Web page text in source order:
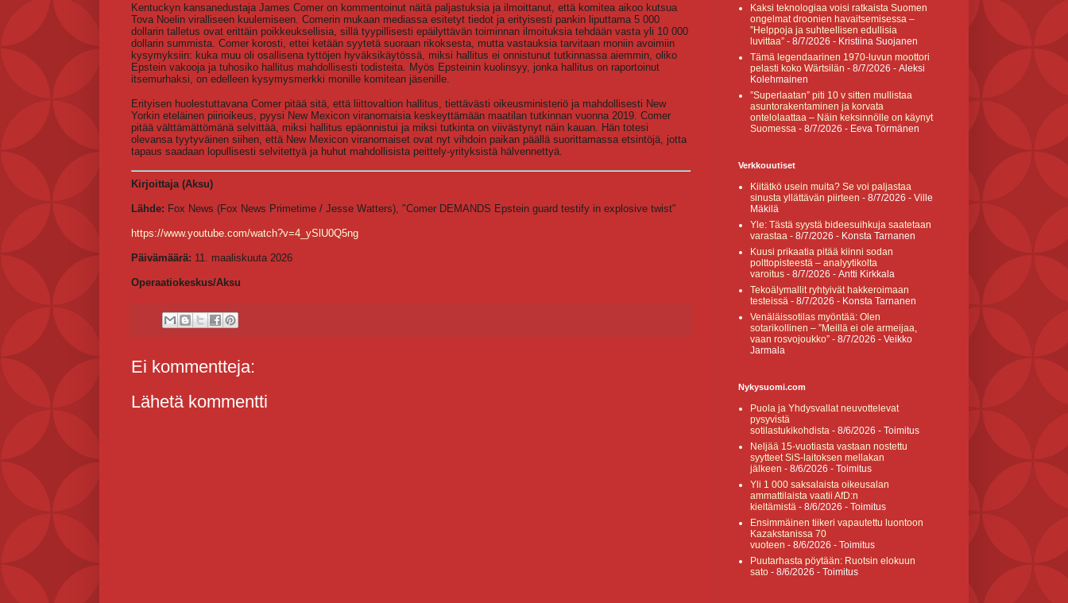
Kentuckyn kansanedustaja James Comer on kommentoinut näitä paljastuksia ja ilmoittanut, että komitea aikoo kutsua
Tova Noelin viralliseen kuulemiseen. Comerin mukaan mediassa esitetyt tiedot ja erityisesti pankin liputtama 5 000
dollarin talletus ovat erittäin poikkeuksellisia, sillä tyypillisesti epäilyttävän toiminnan ilmoituksia tehdään vasta yli 10 000
dollarin summista. Comer korosti, ettei ketään syytetä suoraan rikoksesta, mutta vastauksia tarvitaan moniin avoimiin
kysymyksiin: kuka muu oli osallisena tyttöjen hyväksikäytössä, miksi hallitus ei onnistunut tutkinnassa aiemmin, oliko
Epstein vakooja ja tuhosiko hallitus mahdollisesti todisteita. Myös Epsteinin kuolinsyy, jonka hallitus on raportoinut
itsemurhaksi, on edelleen kysymysmerkki monille komitean jäsenille.
Erityisen huolestuttavana Comer pitää sitä, että liittovaltion hallitus, tiettävästi oikeusministeriö ja mahdollisesti New
Yorkin eteläinen piirioikeus, pyysi New Mexicon viranomaisia keskeyttämään maatilan tutkinnan vuonna 2019. Comer
pitää välttämättömänä selvittää, miksi hallitus epäonnistui ja miksi tutkinta on viivästynyt näin kauan. Hän totesi
olevansa tyytyväinen siihen, että New Mexicon viranomaiset ovat nyt vihdoin paikan päällä suorittamassa etsintöjä, jotta
tapaus saadaan lopullisesti selvitettyä ja huhut mahdollisista peittely-yrityksistä hälvennettyä.
Kirjoittaja (Aksu)
Lähde: Fox News (Fox News Primetime / Jesse Watters), "Comer DEMANDS Epstein guard testify in explosive twist"
https://www.youtube.com/watch?v=4_ySlU0Q5ng
Päivämäärä: 11. maaliskuuta 2026
Operaatiokeskus/Aksu
Ei kommentteja:
Lähetä kommentti
Kaksi teknologiaa voisi ratkaista Suomen
ongelmat droonien havaitsemisessa –
”Helppoja ja suhteellisen edullisia
luvittaa” - 8/7/2026 - Kristiina Suojanen
Tämä legendaarinen 1970-luvun moottori
pelasti koko Wärtsilän - 8/7/2026 - Aleksi
Kolehmainen
”Superlaatan” piti 10 v sitten mullistaa
asuntorakentaminen ja korvata
ontelolaattaa – Näin keksinnölle on käynyt
Suomessa - 8/7/2026 - Eeva Törmänen
Verkkouutiset
Kiitätkö usein muita? Se voi paljastaa
sinusta yllättävän piirteen - 8/7/2026 - Ville
Mäkilä
Yle: Tästä syystä bideesuihkuja saatetaan
varastaa - 8/7/2026 - Konsta Tarnanen
Kuusi prikaatia pitää kiinni sodan
polttopisteestä – analyytikolta
varoitus - 8/7/2026 - Antti Kirkkala
Tekoälymallit ryhtyivät hakkeroimaan
testeissä - 8/7/2026 - Konsta Tarnanen
Venäläissotilas myöntää: Olen
sotarikollinen – ”Meillä ei ole armeijaa,
vaan rosvojoukko” - 8/7/2026 - Veikko
Jarmala
Nykysuomi.com
Puola ja Yhdysvallat neuvottelevat
pysyvistä
sotilastukikohdista - 8/6/2026 - Toimitus
Neljää 15-vuotiasta vastaan nostettu
syytteet SiS-laitoksen mellakan
jälkeen - 8/6/2026 - Toimitus
Yli 1 000 saksalaista oikeusalan
ammattilaista vaatii AfD:n
kieltämistä - 8/6/2026 - Toimitus
Ensimmäinen tiikeri vapautettu luontoon
Kazakstanissa 70
vuoteen - 8/6/2026 - Toimitus
Puutarhasta pöytään: Ruotsin elokuun
sato - 8/6/2026 - Toimitus